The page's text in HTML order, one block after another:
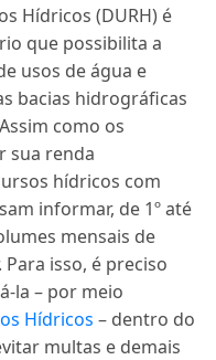
Hídricos (DURH) é
que possibilita a
usos de água e
s bacias hidrográficas
como os
sua renda
hídricos com
informar, de 1º até
mensais de
isso, é preciso
la – por meio
Hídricos – dentro do
multas e demais